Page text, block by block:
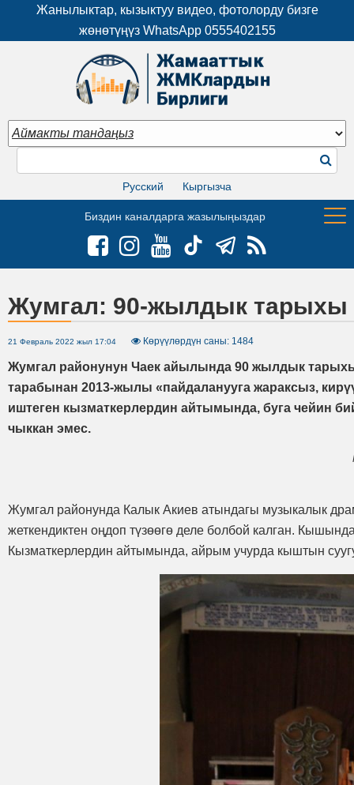
Жанылыктар, кызыктуу видео, фотолорду бизге
жөнөтүңүз WhatsApp 0555402155
Русский Кыргызча
Биздин каналдарга жазылыңыздар
Жумгал: 90-жылдык тарыхы
21 Февраль 2022 жыл 17:04 Көрүүлөрдүн саны: 1484
Жумгал районунун Чаек айылында 90 жылдык
тарабынан 2013-жылы «пайдаланууга жараксыз,
иштеген кызматкерлердин айтымында, буга чейин
чыккан эмес.
Жумгал районунда Калык Акиев атындагы музыкалык
жеткендиктен оңдоп түзөөгө деле болбой калган.
Кызматкерлердин айтымында, айрым учурда кыштын